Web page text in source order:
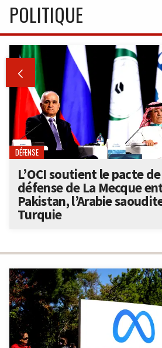
POLITIQUE

DÉFENSE
L’OCI soutient le pacte de
défense de La Mecque
Pakistan, l’Arabie
Turquie